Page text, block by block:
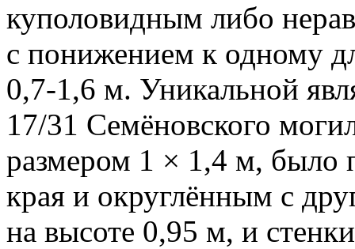
куполовидным либо
с понижением к одному
0,7-1,6 м. Уникальной
17/31 Семёновского
размером 1 × 1,4 м, было
края и округлённым с
на высоте 0,95 м, и